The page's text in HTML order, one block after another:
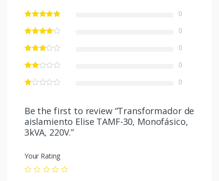
0
0
0
0
0
Be the first to review “Transformador de
aislamiento Elise TAMF-30, Monofásico,
3kVA, 220V.”
Your Rating